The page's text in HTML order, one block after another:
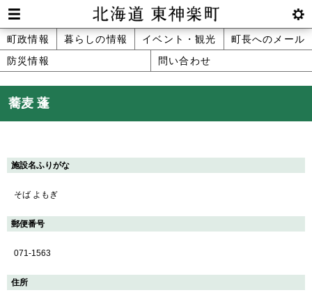
本
文
へ
メ
ュ
Men
u
btnS
ettin
北海道 東神楽町 Hokkaido
メ
ニ
ュ
町政情報 暮らしの情報 イベント・観光
町長へのメール
防災情報
問い合わせ
蕎麦 蓬
施設名ふりがな
そば よもぎ
郵便番号
071-1563
住所